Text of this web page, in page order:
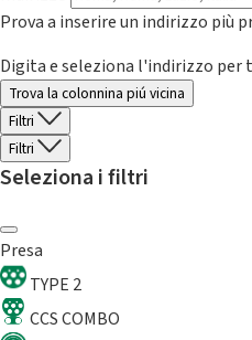
Prova a inserire un indirizzo più
Digita e seleziona l'indirizzo
Trova la colonnina piú vicina
Filtri
Filtri
Seleziona i filtri
Presa
TYPE 2
CCS COMBO